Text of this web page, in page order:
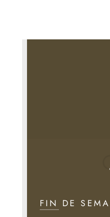
FIN DE